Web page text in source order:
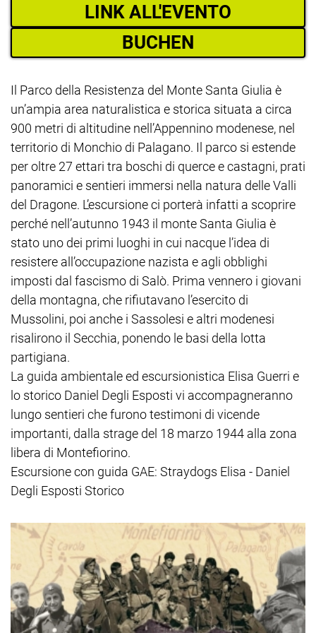
LINK ALL'EVENTO
BUCHEN
Il Parco della Resistenza del Monte Santa Giulia è
un’ampia area naturalistica e storica situata a circa
900 metri di altitudine nell’Appennino modenese, nel
territorio di Monchio di Palagano. Il parco si estende
per oltre 27 ettari tra boschi di querce e castagni, prati
panoramici e sentieri immersi nella natura delle Valli
del Dragone. L’escursione ci porterà infatti a scoprire
perché nell’autunno 1943 il monte Santa Giulia è
stato uno dei primi luoghi in cui nacque l’idea di
resistere all’occupazione nazista e agli obblighi
imposti dal fascismo di Salò. Prima vennero i giovani
della montagna, che rifiutavano l’esercito di
Mussolini, poi anche i Sassolesi e altri modenesi
risalirono il Secchia, ponendo le basi della lotta
partigiana.
La guida ambientale ed escursionistica Elisa Guerri e
lo storico Daniel Degli Esposti vi accompagneranno
lungo sentieri che furono testimoni di vicende
importanti, dalla strage del 18 marzo 1944 alla zona
libera di Montefiorino.
Escursione con guida GAE: Straydogs Elisa - Daniel
Degli Esposti Storico